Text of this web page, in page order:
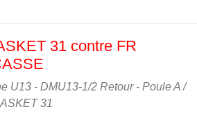
31 contre FR
U13 - DMU13-1/2 Retour - Poule A /
31